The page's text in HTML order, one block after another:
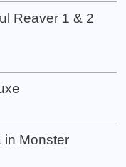
Reaver 1 & 2
in Monster